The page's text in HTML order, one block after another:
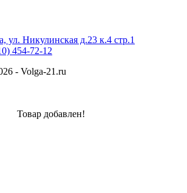
ул. Никулинская д.23 к.4 стр.1
454-72-12
вашем
- Volga-21.ru
Товар добавлен!